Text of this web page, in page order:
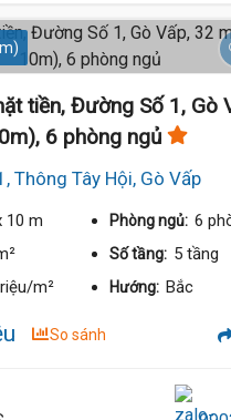
tiền, Đường Số 1, Gò
6 phòng ngủ
Thông Tây Hội, Gò Vấp
10 m Phòng ngủ: 6
Số tầng: 5 tầng
m² Hướng: Bắc
So sánh